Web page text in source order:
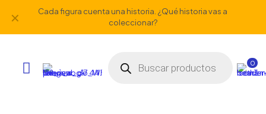
Cada figura cuenta una historia. ¿Qué historia vas a
coleccionar?
✕
productos
0